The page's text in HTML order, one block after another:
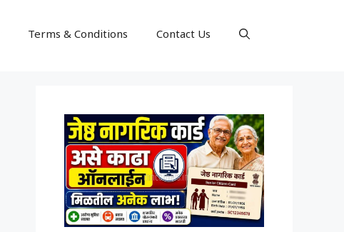
Terms & Conditions Contact Us